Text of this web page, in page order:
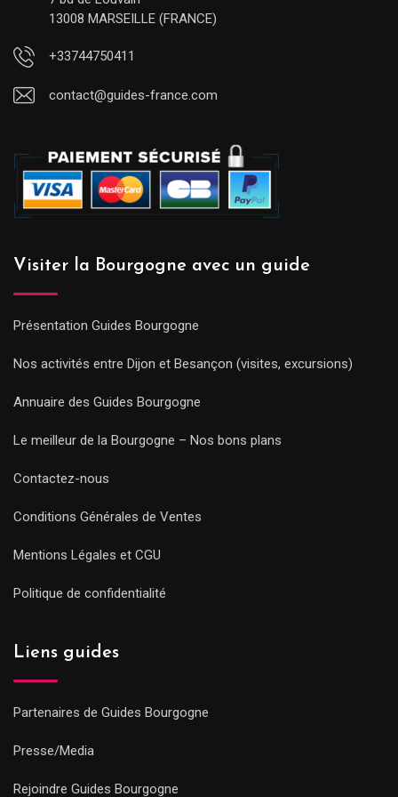
13008 MARSEILLE (FRANCE)
+33744750411
contact@guides-france.com
Visiter la Bourgogne avec un guide
Présentation Guides Bourgogne
Nos activités entre Dijon et Besançon (visites, excursions)
Annuaire des Guides Bourgogne
Le meilleur de la Bourgogne – Nos bons plans
Contactez-nous
Conditions Générales de Ventes
Mentions Légales et CGU
Politique de confidentialité
Liens guides
Partenaires de Guides Bourgogne
Presse/Media
Rejoindre Guides Bourgogne